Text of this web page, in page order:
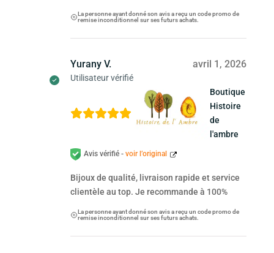
La personne ayant donné son avis a reçu un code promo de
remise inconditionnel sur ses futurs achats.
Yurany V.
Utilisateur vérifié
avril 1, 2026
Boutique
Histoire
de
l'ambre
Avis vérifié - voir l’original
Bijoux de qualité, livraison rapide et service
clientèle au top. Je recommande à 100%
La personne ayant donné son avis a reçu un code promo de
remise inconditionnel sur ses futurs achats.